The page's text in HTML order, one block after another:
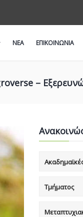
ΝΕΑ ΕΠΙΚΟΙΝΩΝΙΑ
–
Τμήματος